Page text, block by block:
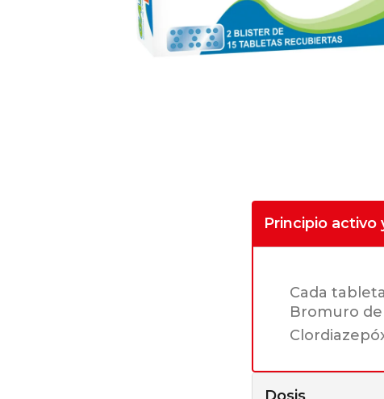
Principio activo
Cada
Bromuro de